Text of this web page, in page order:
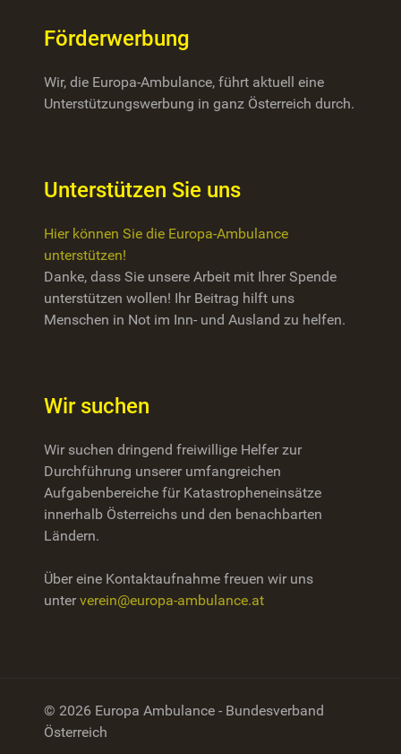
Förderwerbung
Wir, die Europa-Ambulance, führt aktuell eine
Unterstützungswerbung in ganz Österreich durch.
Unterstützen Sie uns
Hier können Sie die Europa-Ambulance
unterstützen!
Danke, dass Sie unsere Arbeit mit Ihrer Spende
unterstützen wollen! Ihr Beitrag hilft uns
Menschen in Not im Inn- und Ausland zu helfen.
Wir suchen
Wir suchen dringend freiwillige Helfer zur
Durchführung unserer umfangreichen
Aufgabenbereiche für Katastropheneinsätze
innerhalb Österreichs und den benachbarten
Ländern.
Über eine Kontaktaufnahme freuen wir uns
unterverein@europa-ambulance.at
© 2026 Europa Ambulance - Bundesverband
Österreich